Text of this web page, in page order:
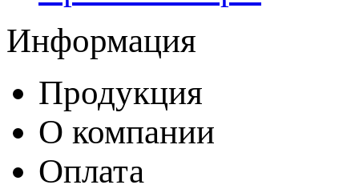
Информация
Продукция
О компании
Оплата